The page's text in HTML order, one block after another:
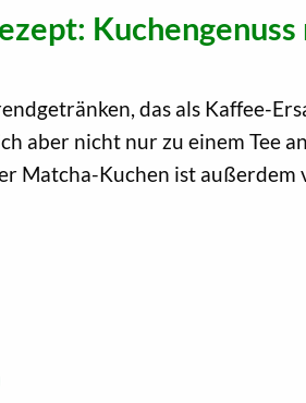
das als Kaffee-
aber nicht nur zu einem Tee
Matcha-Kuchen ist außerdem